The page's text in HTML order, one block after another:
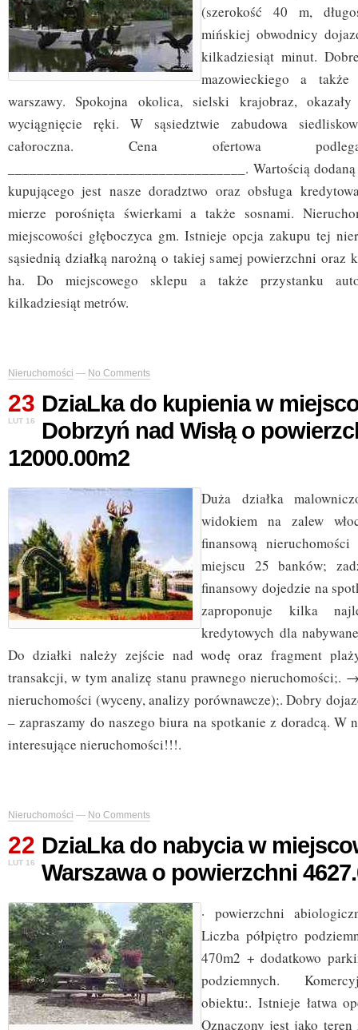
(szerokość 40 m,
mińskiej obwodnicy
kilkadziesiąt minut.
mazowieckiego a
warszawy. Spokojna okolica, sielski krajobraz,
wyciągnięcie ręki. W sąsiedztwie zabudowa
całoroczna. Cena ofertowa
_________________________________. Wartością
kupującego jest nasze doradztwo oraz obsługa
mierze porośnięta świerkami a także sosnami.
miejscowości głęboczyca gm. Istnieje opcja zakupu tej
sąsiednią działką narożną o takiej samej powierzchni oraz
ha. Do miejscowego sklepu a także przystanku
kilkadziesiąt metrów.
Nieruchomości — No Comments
23
LUT 16
DziaLka do kupienia w
Dobrzyń nad Wisłą o
12000.00m2
Duża działka
widokiem na zalew
finansową
miejscu 25 banków;
finansowy dojedzie na
zaproponuje kilka
kredytowych dla
Do działki należy zejście nad wodę oraz fragment
transakcji, w tym analizę stanu prawnego nieruchomości;.
nieruchomości (wyceny, analizy porównawcze);. Dobry
– zapraszamy do naszego biura na spotkanie z doradcą. W
interesujące nieruchomości!!!.
Nieruchomości — No Comments
22
LUT 16
DziaLka do nabycia w
Warszawa o powierzchni
· powierzchni
Liczba półpiętro
470m2 + dodatkowo
podziemnych.
obiektu:. Istnieje łatwa
Oznaczony jest jako teren